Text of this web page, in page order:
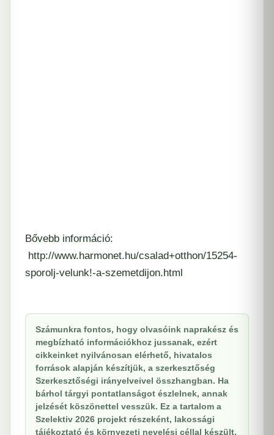
Bővebb információ:
http://www.harmonet.hu/csalad+otthon/15254-
sporolj-velunk!-a-szemetdijon.html
Számunkra fontos, hogy olvasóink naprakész és
megbízható információkhoz jussanak, ezért
cikkeinket nyilvánosan elérhető, hivatalos
források alapján készítjük, a szerkesztőség
Szerkesztőségi irányelveivel összhangban. Ha
bárhol tárgyi pontatlanságot észlelnek, annak
jelzését köszönettel vesszük. Ez a tartalom a
Szelektiv 2026 projekt részeként, lakossági
tájékoztató és környezeti nevelési céllal készült.